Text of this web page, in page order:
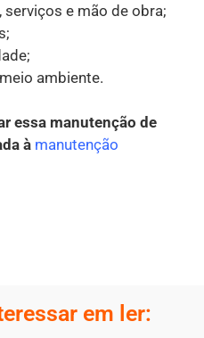
e mão de obra;
ambiente.
essa manutenção de
à manutenção
em ler: